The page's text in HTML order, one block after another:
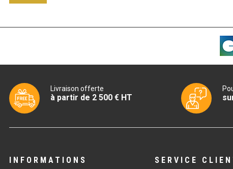
Livraison offerte
à partir de 2 500 € HT
INFORMATIONS SERVICE